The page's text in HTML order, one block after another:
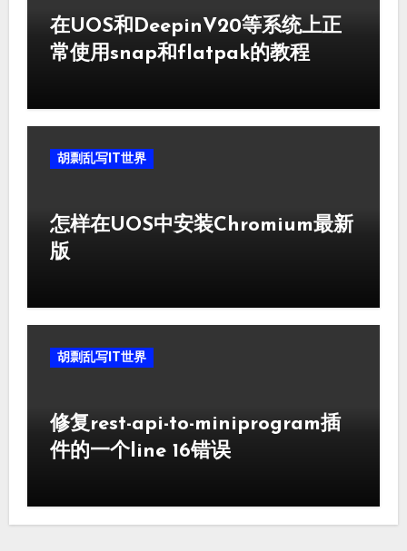
在UOS和DeepinV20等系统上正
常使用snap和flatpak的教程
胡剽乱写IT世界
怎样在UOS中安装Chromium最新
版
胡剽乱写IT世界
修复rest-api-to-miniprogram插
件的一个line 16错误